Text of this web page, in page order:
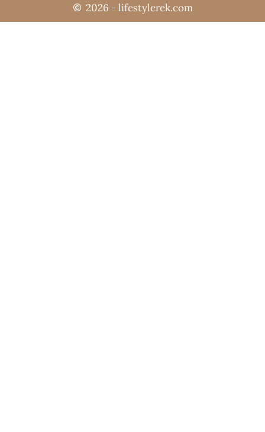
2026 - lifestylerek.com